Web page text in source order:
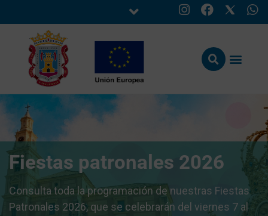
Fiestas patronales 2026
Consulta toda la programación de nuestras Fiestas
Patronales 2026, que se celebrarán del viernes 7 al